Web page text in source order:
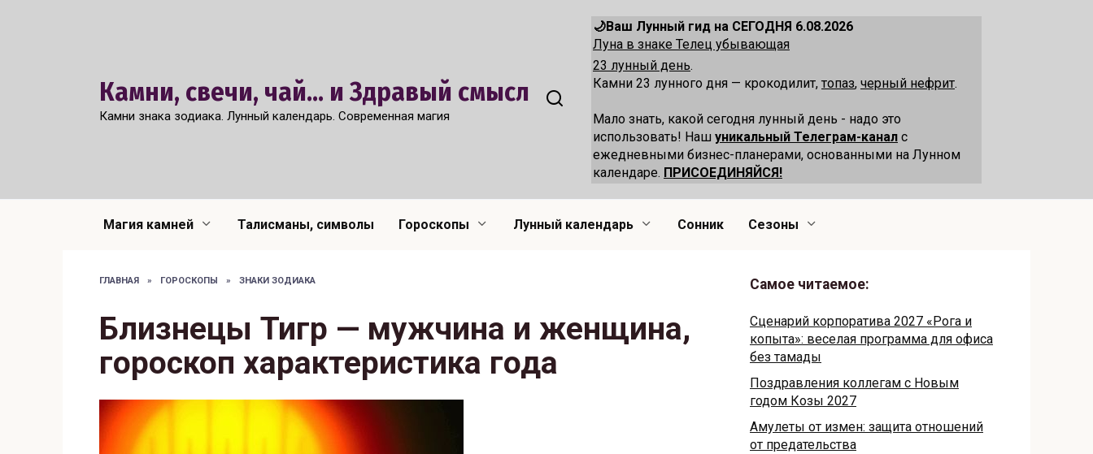
Камни, свечи, чай... и Здравый смысл
Камни знака зодиака. Лунный календарь. Современная магия
🌙Ваш Лунный гид на СЕГОДНЯ 6.08.2026
Луна в знаке Телец убывающая
23 лунный день.
Камни 23 лунного дня — крокодилит, топаз, черный нефрит.
Мало знать, какой сегодня лунный день - надо это
использовать! Наш уникальный Телеграм-канал с
ежедневными бизнес-планерами, основанными на Лунном
календаре. ПРИСОЕДИНЯЙСЯ!
Магия камней Талисманы, символы Гороскопы Лунный календарь Сонник Сезоны
ГЛАВНАЯ » ГОРОСКОПЫ » ЗНАКИ ЗОДИАКА
Близнецы Тигр — мужчина и женщина,
гороскоп характеристика года
Самое читаемое:
Сценарий корпоратива 2027 «Рога и
копыта»: веселая программа для офиса
без тамады
Поздравления коллегам с Новым
годом Козы 2027
Амулеты от измен: защита отношений
от предательства